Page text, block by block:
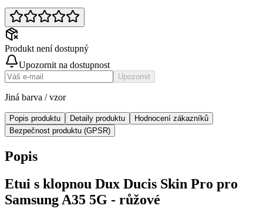
Produkt není dostupný
Upozornit na dostupnost
Upozornit
Jiná barva / vzor
Popis produktu Detaily produktu
Hodnocení zákazníků
Bezpečnost produktu (GPSR)
Popis
Etui s klopnou Dux Ducis Skin Pro pro
Samsung A35 5G - růžové